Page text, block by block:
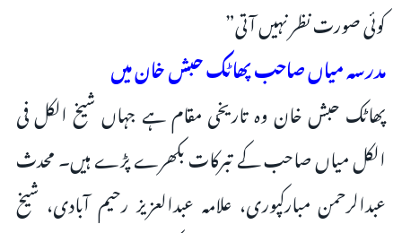
کوئی صورت نظر نہیں آتی”
مدرسہ میاں صاحب پھاٹک حبش خان میں
پھاٹک حبش خان وہ تاریخی مقام ہے جہاں شیخ الکل فی
الکل میاں صاحب کے تبرکات بکھرے پڑے ہیں۔ محدث
عبدالرحمن مبارکپوری، علامہ عبدالعزیز رحیم آبادی، شیخ